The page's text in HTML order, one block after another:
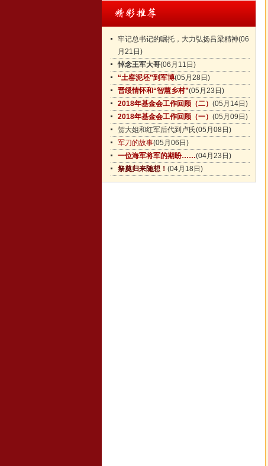
牢记总书记的嘱托，大力弘扬吕梁精神(06
月21日)
悼念王军大哥(06月11日)
“土窑泥坯”到军博(05月28日)
晋绥情怀和“智慧乡村”(05月23日)
2018年基金会工作回顾（二） (05月14日)
2018年基金会工作回顾（一） (05月09日)
贺大姐和红军后代到卢氏(05月08日)
军刀的故事(05月06日)
一位海军将军的期盼……(04月23日)
祭奠归来随想！ (04月18日)